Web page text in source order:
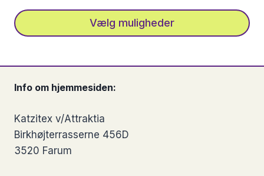
varesiden
Vælg muligheder
flere
Mulighederne
kan
vælges
Info om hjemmesiden:
Katzitex v/Attraktia
Birkhøjterrasserne 456D
3520 Farum